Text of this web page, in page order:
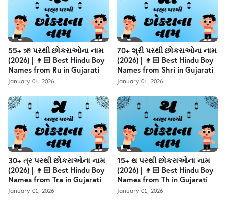
55+ ઋ પરથી છોકરાઓના નામ
(2026) | 👦🏻 Best Hindu Boy
Names from Ru in Gujarati
January 01, 2026
70+ શ્રી પરથી છોકરાઓના નામ
(2026) | 👦🏻 Best Hindu Boy
Names from Shri in Gujarati
January 01, 2026
30+ ત્ર પરથી છોકરાઓના નામ
(2026) | 👦🏻 Best Hindu Boy
Names from Tra in Gujarati
January 01, 2026
15+ થ પરથી છોકરાઓના નામ
(2026) | 👦🏻 Best Hindu Boy
Names from Th in Gujarati
January 01, 2026